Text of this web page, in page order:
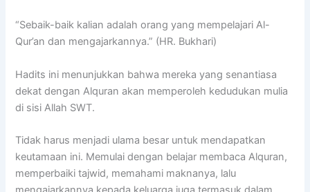
“Sebaik-baik kalian adalah orang yang mempelajari Al-
Qur’an dan mengajarkannya.” (HR. Bukhari)
Hadits ini menunjukkan bahwa mereka yang senantiasa
dekat dengan Alquran akan memperoleh kedudukan mulia
di sisi Allah SWT.
Tidak harus menjadi ulama besar untuk mendapatkan
keutamaan ini. Memulai dengan belajar membaca Alquran,
memperbaiki tajwid, memahami maknanya, lalu